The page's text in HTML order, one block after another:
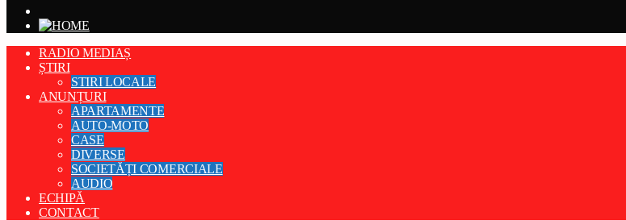
RADIO MEDIAȘ
ȘTIRI
STIRI LOCALE
ANUNȚURI
APARTAMENTE
AUTO-MOTO
CASE
DIVERSE
SOCIETĂȚI COMERCIALE
AUDIO
ECHIPĂ
CONTACT